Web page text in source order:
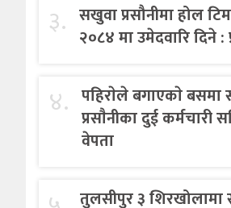
३. सखुवा प्रसौनीमा होल
२०८४ मा उमेदवारि दिने :
४. पहिराेले बगाएकाे बसमा
प्रसाैनीका दुई कर्मचारी
वेपता
तुलसीपुर ३